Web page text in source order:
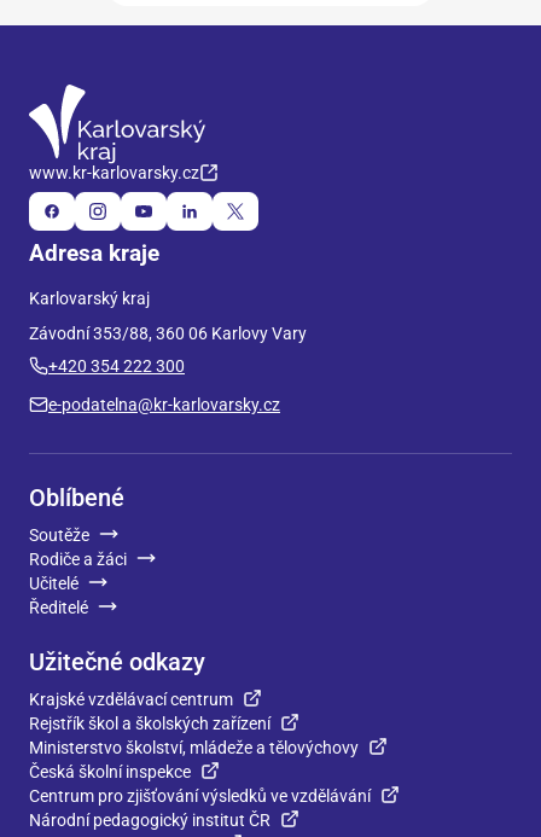
www.kr-karlovarsky.cz
Adresa kraje
Karlovarský kraj
Závodní 353/88, 360 06 Karlovy Vary
+420 354 222 300
e-podatelna@kr-karlovarsky.cz
Oblíbené
Soutěže
Rodiče a žáci
Učitelé
Ředitelé
Užitečné odkazy
Krajské vzdělávací centrum
Rejstřík škol a školských zařízení
Ministerstvo školství, mládeže a tělovýchovy
Česká školní inspekce
Centrum pro zjišťování výsledků ve vzdělávání
Národní pedagogický institut ČR